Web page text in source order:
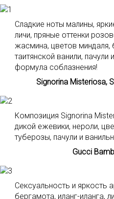
Сладкие ноты малины,
личи, пряные оттенки
жасмина, цветов миндаля,
таитянской ванили,
формула соблазнения!
Signorina Misteriosa,
Композиция Signorina
дикой ежевики, нероли,
туберозы, пачули и
Gucci
Cексуальность и яркость
бергамота, иланг-иланга,